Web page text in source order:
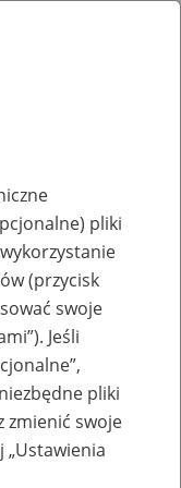
pracy
pliki
(przycisk
swoje
Jeśli
pliki
zmienić swoje
„Ustawienia